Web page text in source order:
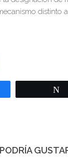
distinto